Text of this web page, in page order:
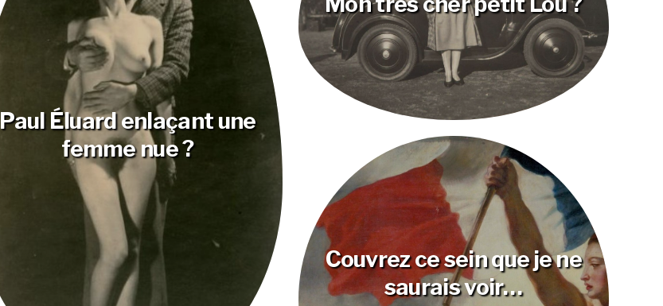
Paul Éluard enlaçant une
femme nue ?
Couvrez ce sein que je ne
saurais voir…